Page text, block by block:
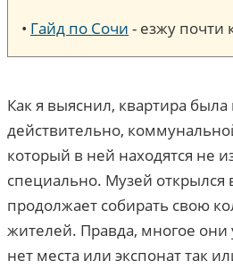
• Гайд по Сочи - езжу почти
Как я выяснил, квартира была
действительно,
который в ней находятся не
специально. Музей открылся
продолжает собирать свою
жителей. Правда, многое они
нет места или экспонат так